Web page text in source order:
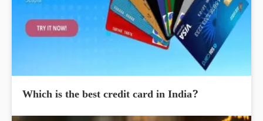
Which is the best credit card in India?